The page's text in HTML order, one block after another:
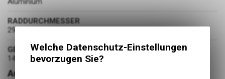
RADDURCHMESSER
29 Zoll
GEWICHT
14.3 kg
Ausstattung
Welche Datenschutz-Einstellungen
bevorzugen Sie?